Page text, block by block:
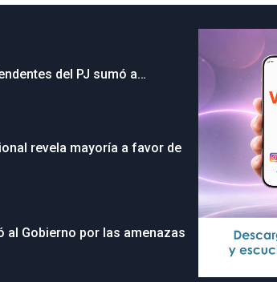
del PJ sumó a…
revela mayoría a favor de
al Gobierno por las amenazas